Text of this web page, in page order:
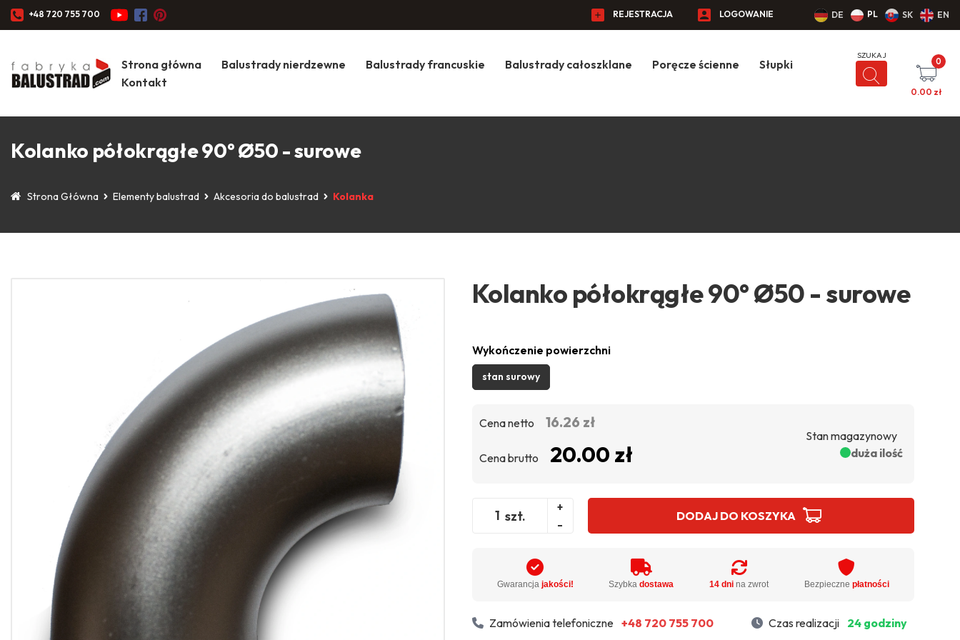
+48 720 755 700 REJESTRACJA LOGOWANIE DE PL SK EN
Strona główna Balustrady nierdzewne Balustrady francuskie Balustrady całoszklane Poręcze ścienne
Słupki
Kontakt
0
0.00 zł
Kolanko półokrągłe 90° Ø50 - surowe
Strona Główna Elementy balustrad Akcesoria do balustrad Kolanka
Kolanko półokrągłe 90° Ø50 - surowe
Wykończenie powierzchni
stan surowy
Cena netto 16.26 zł
Cena brutto 20.00 zł
Stan magazynowy
duża ilość
szt.
+
-
DODAJ DO KOSZYKA
Gwarancja jakości! Szybkadostawa 14 dni na zwrot Bezpieczne płatności
Zamówienia telefoniczne +48 720 755 700 Czas realizacji 24 godziny